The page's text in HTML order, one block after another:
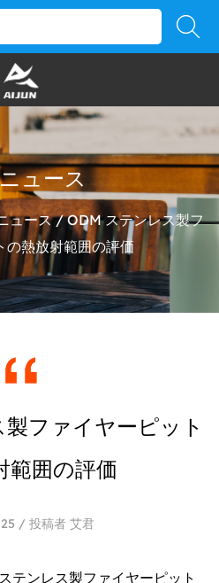
ュース
ュース/ODM ステンレス製フ
の熱放射範囲の評価
ファイヤーピット
範囲の評価
/ 投稿者 艾君
テンレス製ファイヤーピット